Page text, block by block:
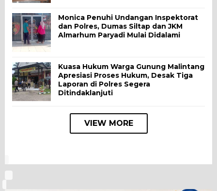
Monica Penuhi Undangan Inspektorat
dan Polres, Dumas Siltap dan JKM
Almarhum Paryadi Mulai Didalami
Kuasa Hukum Warga Gunung Malintang
Apresiasi Proses Hukum, Desak Tiga
Laporan di Polres Segera
Ditindaklanjuti
VIEW MORE